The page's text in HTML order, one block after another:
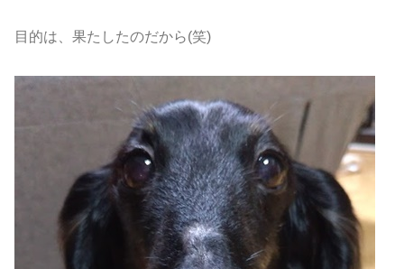
目的は、果たしたのだから(笑)